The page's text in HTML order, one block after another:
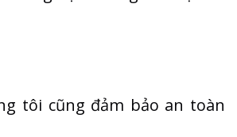
tôi cũng đảm bảo an toàn